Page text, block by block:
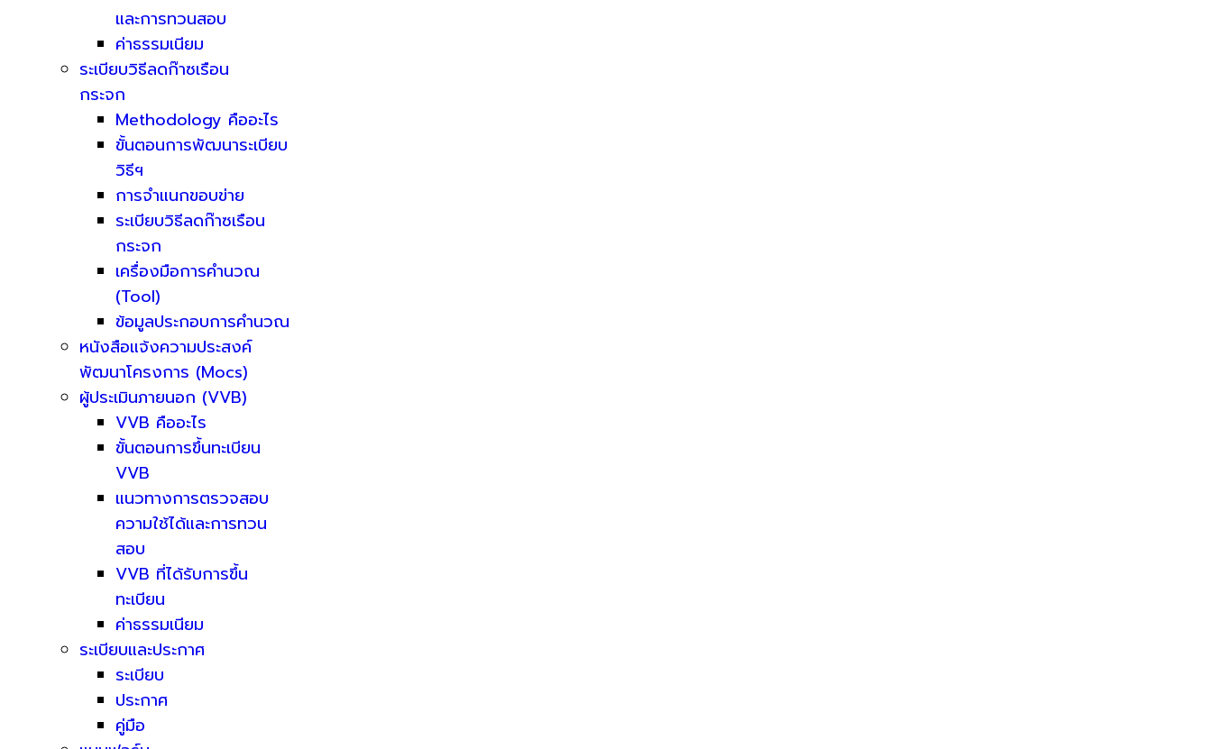
และการทวนสอบ
ค่าธรรมเนียม
ระเบียบวิธีลดก๊าซเรือน
กระจก
Methodology คืออะไร
ขั้นตอนการพัฒนาระเบียบ
วิธีฯ
การจำแนกขอบข่าย
ระเบียบวิธีลดก๊าซเรือน
กระจก
เครื่องมือการคำนวณ
(Tool)
ข้อมูลประกอบการคำนวณ
หนังสือแจ้งความประสงค์
พัฒนาโครงการ (Mocs)
ผู้ประเมินภายนอก (VVB)
VVB คืออะไร
ขั้นตอนการขึ้นทะเบียน
VVB
แนวทางการตรวจสอบ
ความใช้ได้และการทวน
สอบ
VVB ที่ได้รับการขึ้น
ทะเบียน
ค่าธรรมเนียม
ระเบียบและประกาศ
ระเบียบ
ประกาศ
คู่มือ